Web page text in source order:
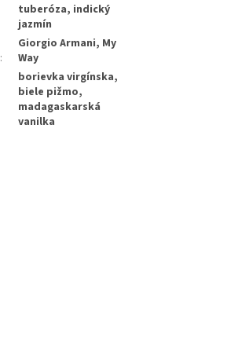
tuberóza, indický
jazmín
:
Giorgio Armani, My
Way
borievka virgínska,
biele pižmo,
madagaskarská
vanilka